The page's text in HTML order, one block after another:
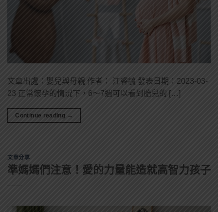
文章出處：嬰兒與母親 作者： 江睿毓 發表日期：2023-03-
23 正常懷孕的情況下，6～7週可以看到胎兒的 […]
Continue reading →
文章分享
準媽媽們注意！愛的力量能造就高智力孩子